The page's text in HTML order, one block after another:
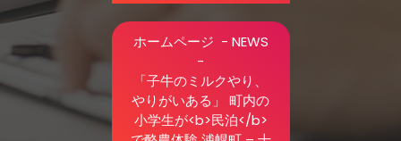
ホームページ - NEWS
-
「子牛のミルクやり、
やりがいある」 町内の
小学生が<b>民泊</b>